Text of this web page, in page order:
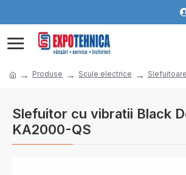
Produse Scule electrice
Slefuitor cu vibratii Black
KA2000-QS